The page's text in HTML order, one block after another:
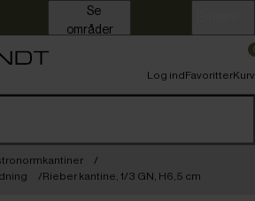
områder
Log indFavoritterKurv
Rieber kantine, 1/3 GN, H6,5 cm